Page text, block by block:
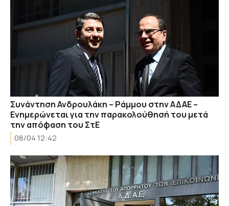
Συνάντηση Ανδρουλάκη – Ράμμου στην ΑΔΑΕ –
Ενημερώνεται για την παρακολούθησή του μετά
την απόφαση του ΣτΕ
08/04 12:42